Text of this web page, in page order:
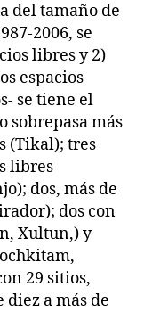
del tamaño de
2006, se
libres y 2)
espacios
se tiene el
sobrepasa más
(Tikal); tres
libres
dos, más de
dos con
Xultun,) y
29 sitios,
diez a más de